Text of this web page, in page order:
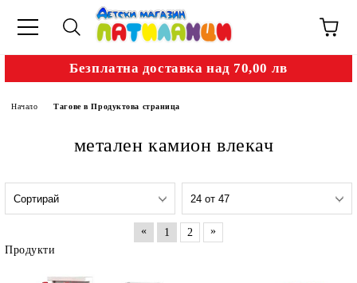
Безплатна доставка над 70,00 лв
Начало Тагове в Продуктова страница
метален камион влекач
« 1 2
»
Продукти